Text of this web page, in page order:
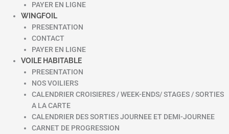
PAYER EN LIGNE
WINGFOIL
PRESENTATION
CONTACT
PAYER EN LIGNE
VOILE HABITABLE
PRESENTATION
NOS VOILIERS
CALENDRIER CROISIERES / WEEK-ENDS/ STAGES / SORTIES
A LA CARTE
CALENDRIER DES SORTIES JOURNEE ET DEMI-JOURNEE
CARNET DE PROGRESSION